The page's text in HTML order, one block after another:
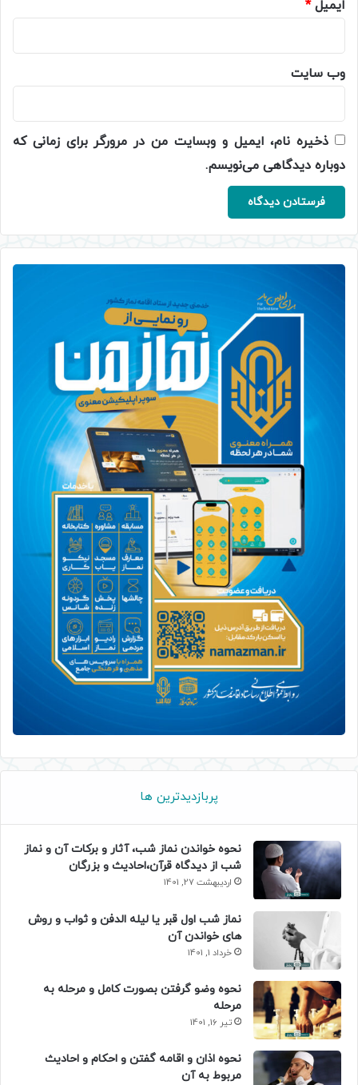
ایمیل*
وب‌ سایت
ذخیره نام، ایمیل و وبسایت من در مرورگر برای زمانی که
دوباره دیدگاهی می‌نویسم.
پربازدیدترین ها
نحوه خواندن نماز شب، آثار و برکات آن و نماز
شب از دیدگاه قرآن،احادیث و بزرگان
اردیبهشت 27, 1401
نماز شب اول قبر یا لیله الدفن و ثواب و روش
های خواندن آن
خرداد 1, 1401
نحوه وضو گرفتن بصورت کامل و مرحله به
مرحله
تیر 16, 1401
نحوه اذان و اقامه گفتن و احکام و احادیث
مربوط به آن